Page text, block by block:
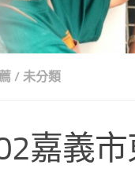
/ 未分類
嘉義